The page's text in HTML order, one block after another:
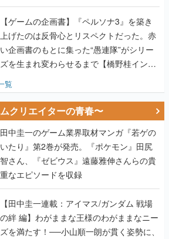
画書】
【ゲームの企画書】『ペルソナ3』を築き
上げたのは反骨心とリスペクトだった。赤
い企画書のもとに集った“愚連隊”がシリー
ズを生まれ変わらせるまで【橋野桂インタ
ビュー】
覧
クリエイターの青春〜
田中圭一のゲーム業界取材マンガ『若ゲの
いたり』第2巻が発売。『ポケモン』田尻
智さん、『ゼビウス』遠藤雅伸さんらの貴
重なエピソードを収録
【田中圭一連載：アイマス/ガンダム 戦場
の絆 編】わがままな王様のわがままなニー
ズを満たす！──小山順一朗が貫く姿勢に、